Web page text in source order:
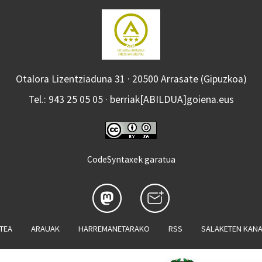
Otalora Lizentziaduna 31 · 20500 Arrasate (Gipuzkoa)
Tel.: 943 25 05 05 · berriak[ABILDUA]goiena.eus
CodeSyntaxek garatua
ARAUAK HARREMANETARAKO RSS SALAKETEN